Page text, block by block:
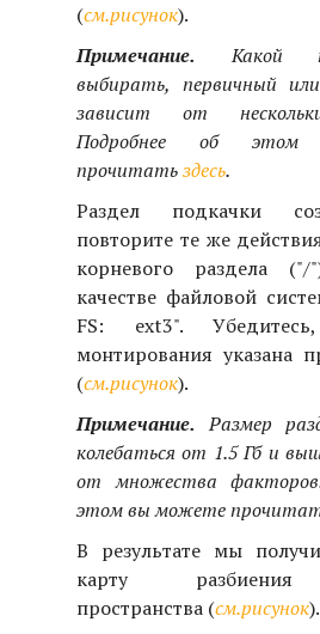
(см.рисунок).
Примечание. Какой
выбирать, первичный
зависит от
Подробнее об
прочитатьздесь.
Раздел подкачки
повторите те же
корневого раздела
качестве файловой
FS: ext3".
монтирования указана
(см.рисунок).
Примечание. Размер
колебаться от 1.5 Гб и
от множества
этом вы можете
В результате мы
карту разбиения
пространства (см.рисунок).